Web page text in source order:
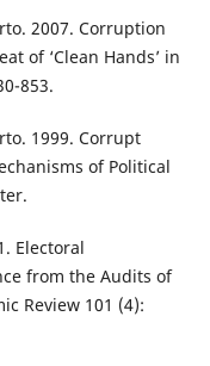
2007. Corruption
of ‘Clean Hands’ in
853.
1999. Corrupt
of Political
Electoral
from the Audits of
Review 101 (4):